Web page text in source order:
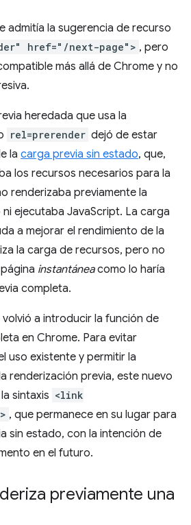
admitía la sugerencia de recurso
href="/next-page"> , pero
más allá de Chrome y no
heredada que usa la
rel=prerender dejó de estar
la carga previa sin estado, que,
los recursos necesarios para la
renderizaba previamente la
ejecutaba JavaScript. La carga
a mejorar el rendimiento de la
la carga de recursos, pero no
instantáneacomo lo haría
completa.
a introducir la función de
en Chrome. Para evitar
uso existente y permitir la
renderización previa, este nuevo
sintaxis <link
, que permanece en su lugar para
sin estado, con la intención de
en el futuro.
previamente una